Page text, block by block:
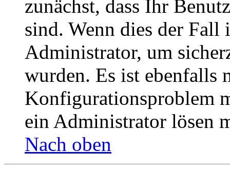
zunächst, dass Ihr
sind. Wenn dies der Fall
Administrator, um
wurden. Es ist ebenfalls
Konfigurationsproblem
ein Administrator lösen
Nach oben